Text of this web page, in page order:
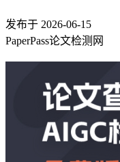
发布于 2026-06-15
PaperPass论文检测网